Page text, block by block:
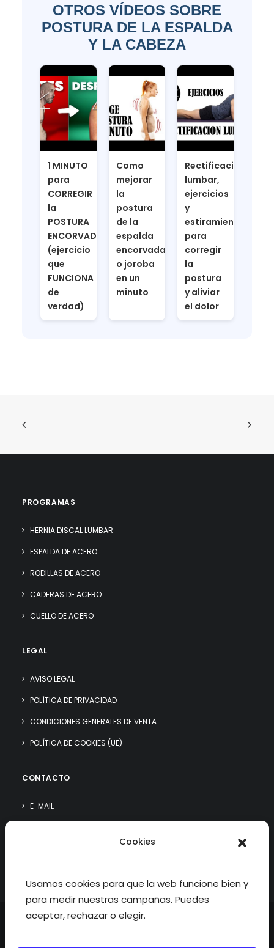
Cookies
Usamos cookies para que la web funcione bien y
para medir nuestras campañas. Puedes
aceptar, rechazar o elegir.
OTROS VÍDEOS SOBRE
POSTURA DE LA ESPALDA
Y LA CABEZA
1 MINUTO
para
CORREGIR
la
POSTURA
ENCORVADA
(ejercicio
que
FUNCIONA
de
verdad)
Como
mejorar
la
postura
de la
espalda
encorvada
o joroba
en un
minuto
Rectificacion
lumbar,
ejercicios
y
estiramientos
para
corregir
la
postura
y aliviar
el dolor
PROGRAMAS
HERNIA DISCAL LUMBAR
ESPALDA DE ACERO
RODILLAS DE ACERO
CADERAS DE ACERO
CUELLO DE ACERO
LEGAL
AVISO LEGAL
POLÍTICA DE PRIVACIDAD
CONDICIONES GENERALES DE VENTA
POLÍTICA DE COOKIES (UE)
CONTACTO
E-MAIL